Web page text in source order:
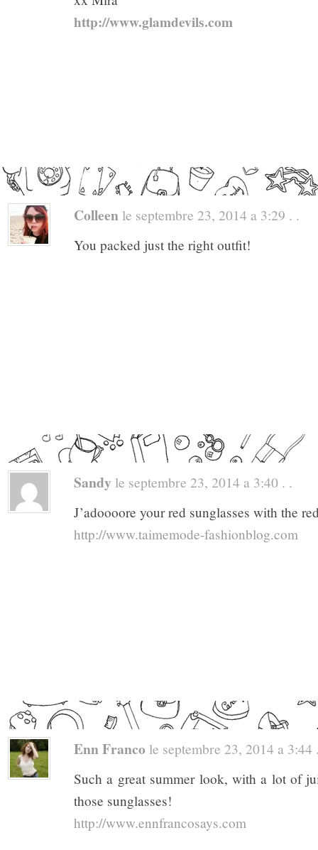
http://www.glamdevils.com
Colleen le septembre 23, 2014 a 3:29 . .
You packed just the right outfit!
Sandy le septembre 23, 2014 a 3:40 . .
J’adoooore your red sunglasses with the
http://www.taimemode-fashionblog.com
Enn Franco le septembre 23, 2014 a 3:44
Such a great summer look, with a lot of
those sunglasses!
http://www.ennfrancosays.com